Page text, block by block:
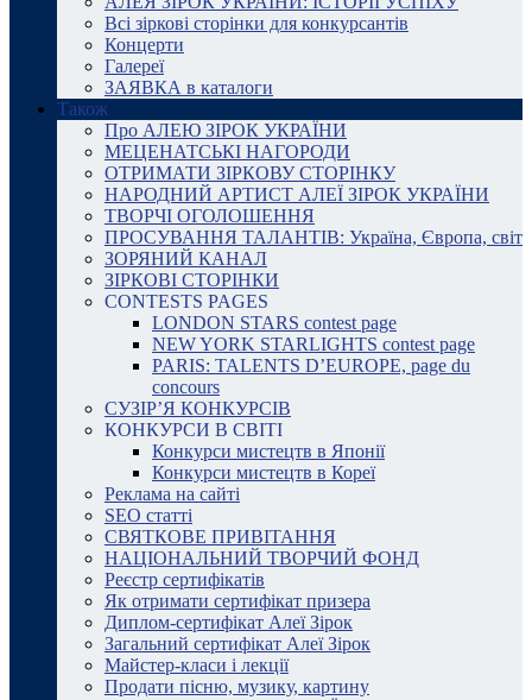
Всі зіркові сторінки для конкурсантів
Концерти
Галереї
ЗАЯВКА в каталоги
Також
Про АЛЕЮ ЗІРОК УКРАЇНИ
МЕЦЕНАТСЬКІ НАГОРОДИ
ОТРИМАТИ ЗІРКОВУ СТОРІНКУ
НАРОДНИЙ АРТИСТ АЛЕЇ ЗІРОК УКРАЇНИ
ТВОРЧІ ОГОЛОШЕННЯ
ПРОСУВАННЯ ТАЛАНТІВ: Україна, Європа, світ
ЗОРЯНИЙ КАНАЛ
ЗІРКОВІ СТОРІНКИ
CONTESTS PAGES
LONDON STARS contest page
NEW YORK STARLIGHTS contest page
PARIS: TALENTS D’EUROPE, page du
concours
СУЗІР’Я КОНКУРСІВ
КОНКУРСИ В СВІТІ
Конкурси мистецтв в Японії
Конкурси мистецтв в Кореї
Реклама на сайті
SEO статті
СВЯТКОВЕ ПРИВІТАННЯ
НАЦІОНАЛЬНИЙ ТВОРЧИЙ ФОНД
Реєстр сертифікатів
Як отримати сертифікат призера
Диплом-сертифікат Алеї Зірок
Загальний сертифікат Алеї Зірок
Майстер-класи і лекції
Продати пісню, музику, картину